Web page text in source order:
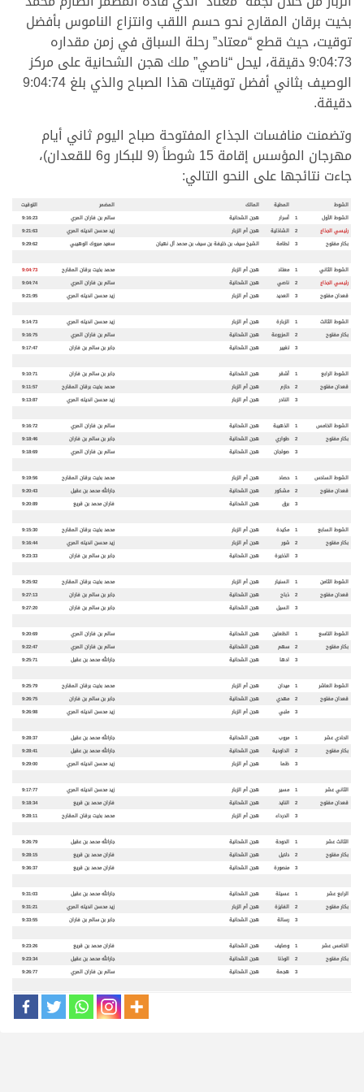
بخيت برقان المقارح نحو حسم اللقب وانتزاع الناموس بأفضل
توقيت، حيث قطع “معتاد” رحلة السباق في زمن مقداره
9:04:73 دقيقة، ليحل “ناصي” ملك هجن الشحانية على مركز
الوصيف بثاني أفضل توقيتات هذا الصباح والذي بلغ 9:04:74
دقيقة.
وتضمنت منافسات الجذاع المفتوحة صباح اليوم ثاني أيام
مهرجان المؤسس إقامة 15 شوطاً (9 للبكار و6 للقعدان)،
جاءت نتائجها على النحو التالي:
الشوط المطية المالك المضمر
التوقيت
الشوط الأول
1 أسرار هجن الشحانية سالم بن فاران المري
9:16:23
رئيسي الجذاع
2 الشاذلية هجن أم الزبار زيد محسن انديله المري
9:21:63
بكار مفتوح
3 لطامة الشيخ سيف بن خليفة بن سيف بن محمد آل نهيان سعيد مبروك الوهيبي 9:29:62
الشوط الثاني 1 معتاد هجن أم الزبار محمد بخيت برقان المقارح
9:04:73
رئيسي الجذاع
2 ناصي هجن الشحانية سالم بن فاران المري
9:04:74
قعدان مفتوح
3 العديد هجن أم الزبار زيد محسن انديله المري 9:21:95
الشوط الثالث 1 الزبارة هجن أم الزبار زيد محسن انديله المري
9:14:73
بكار مفتوح
2 المزروعة هجن الشحانية سالم بن فاران المري
9:16:75
3 تغيير هجن الشحانية جابر بن سالم بن فاران 9:17:47
الشوط الرابع 1 أشقر هجن الشحانية جابر بن سالم بن فاران
9:10:71
قعدان مفتوح
2 حازم هجن أم الزبار محمد بخيت برقان المقارح
9:11:57
3 النادر هجن أم الزبار زيد محسن انديله المري 9:13:87
الشوط الخامس 1 الذهيبة هجن الشحانية سالم بن فاران المري
9:16:72
بكار مفتوح
2 طواري هجن الشحانية جابر بن سالم بن فاران
9:18:46
3 صولجان هجن الشحانية سالم بن فاران المري 9:18:69
الشوط السادس 1 حصاد هجن أم الزبار محمد بخيت برقان المقارح
9:19:56
قعدان مفتوح
2 مشكور هجن الشحانية جارالله محمد بن عقيل
9:20:43
3 برق هجن الشحانية فاران محمد بن قريع 9:20:89
الشوط السابع 1 مكيدة هجن أم الزبار محمد بخيت برقان المقارح
9:15:30
بكار مفتوح
2 شور هجن أم الزبار زيد محسن انديله المري
9:16:44
3 الذخيرة هجن الشحانية جابر بن سالم بن فاران 9:23:33
الشوط الثامن 1 السنيار هجن أم الزبار محمد بخيت برقان المقارح
9:25:92
قعدان مفتوح
2 ذباح هجن الشحانية جابر بن سالم بن فاران
9:27:13
3 السيل هجن الشحانية جابر بن سالم بن فاران 9:27:20
الشوط التاسع 1 الظعاين هجن الشحانية سالم بن فاران المري
9:20:69
بكار مفتوح
2 سهم هجن الشحانية سالم بن فاران المري
9:22:47
3 ادها هجن الشحانية جارالله محمد بن عقيل 9:25:71
الشوط العاشر 1 ميدان هجن أم الزبار محمد بخيت برقان المقارح
9:25:79
قعدان مفتوح
2 مهدي هجن الشحانية جابر بن سالم بن فاران
9:26:75
3 ملبي هجن أم الزبار زيد محسن انديله المري 9:26:98
الحادي عشر 1 مروب هجن الشحانية جارالله محمد بن عقيل
9:28:37
بكار مفتوح
2 الداودية هجن الشحانية جارالله محمد بن عقيل
9:28:41
3 ظما هجن أم الزبار زيد محسن انديله المري 9:29:00
الثاني عشر 1 مسير هجن أم الزبار زيد محسن انديله المري
9:17:77
قعدان مفتوح
2 النايد هجن الشحانية فاران محمد بن قريع
9:18:34
3 الدرداء هجن أم الزبار محمد بخيت برقان المقارح 9:28:11
الثالث عشر 1 الدوحة هجن الشحانية جارالله محمد بن عقيل
9:26:79
بكار مفتوح
2 دلايل هجن الشحانية فاران محمد بن قريع
9:28:15
3 منصورة هجن الشحانية فاران محمد بن قريع 9:36:37
الرابع عشر 1 عسيلة هجن الشحانية جارالله محمد بن عقيل
9:31:03
بكار مفتوح
2 الفايزة هجن أم الزبار زيد محسن انديله المري
9:31:21
3 رسالة هجن الشحانية جابر بن سالم بن فاران 9:33:55
الخامس عشر 1 وصايف هجن الشحانية فاران محمد بن قريع
9:23:26
بكار مفتوح
2 الوذنا هجن الشحانية جارالله محمد بن عقيل
9:23:34
3 هجمة هجن الشحانية سالم بن فاران المري 9:26:77